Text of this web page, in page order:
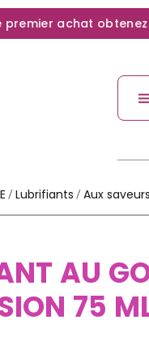
achat obtenez
/Lubrifiants /Aux
AU
75